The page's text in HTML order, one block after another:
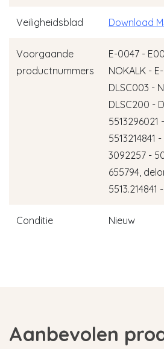
Veiligheidsblad Download
Voorgaande
productnummers
E-0047 -
NOKALK -
DLSC003 -
DLSC200 -
5513296021
5513214841
3092257 -
655794,
5513.214841
Conditie Nieuw
Aanbevolen